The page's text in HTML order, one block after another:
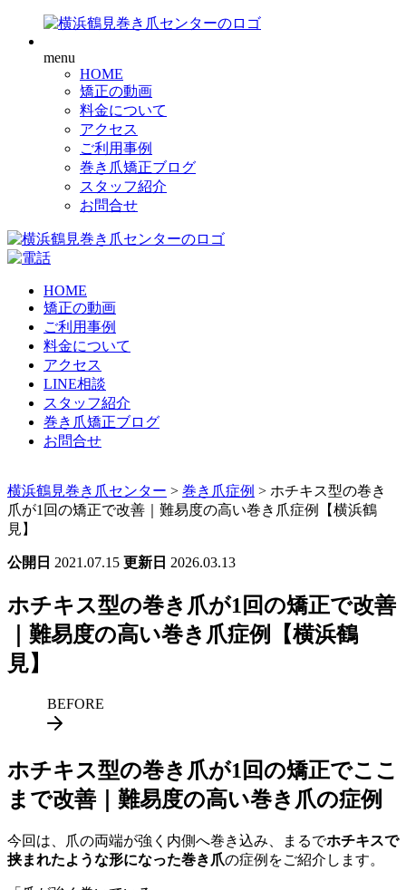
menu
HOME
矯正の動画
料金について
アクセス
ご利用事例
巻き爪矯正ブログ
スタッフ紹介
お問合せ
HOME
矯正の動画
ご利用事例
料金について
アクセス
LINE相談
スタッフ紹介
巻き爪矯正ブログ
お問合せ
横浜鶴見巻き爪センター > 巻き爪症例 > ホチキス型の巻き
爪が1回の矯正で改善｜難易度の高い巻き爪症例【横浜鶴
見】
公開日 2021.07.15 更新日 2026.03.13
ホチキス型の巻き爪が1回の矯正で改善
｜難易度の高い巻き爪症例【横浜鶴
見】
BEFORE
ホチキス型の巻き爪が1回の矯正でここ
まで改善｜難易度の高い巻き爪の症例
今回は、爪の両端が強く内側へ巻き込み、まるでホチキスで
挟まれたような形になった巻き爪の症例をご紹介します。